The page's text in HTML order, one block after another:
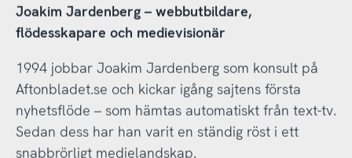
Joakim Jardenberg – webbutbildare,
flödesskapare och medievisionär
1994 jobbar Joakim Jardenberg som konsult på
Aftonbladet.se och kickar igång sajtens första
nyhetsflöde – som hämtas automatiskt från text-tv.
Sedan dess har han varit en ständig röst i ett
snabbrörligt medielandskap.